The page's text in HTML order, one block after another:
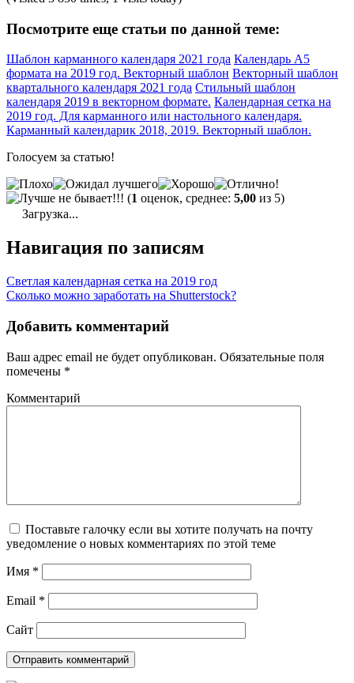
Посмотрите еще статьи по данной теме:
Шаблон карманного календаря 2021 года Календарь А5
формата на 2019 год. Векторный шаблон Векторный шаблон
квартального календаря 2021 года Стильный шаблон
календаря 2019 в векторном формате. Календарная сетка на
2019 год. Для карманного или настольного календаря.
Карманный календарик 2018, 2019. Векторный шаблон.
Голосуем за статью!
(1 оценок, среднее: 5,00 из 5)
Загрузка...
Навигация по записям
Светлая календарная сетка на 2019 год
Сколько можно заработать на Shutterstock?
Добавить комментарий
Ваш адрес email не будет опубликован. Обязательные поля
помечены *
Комментарий
Поставьте галочку если вы хотите получать на почту
уведомление о новых комментариях по этой теме
Имя *
Email *
Сайт